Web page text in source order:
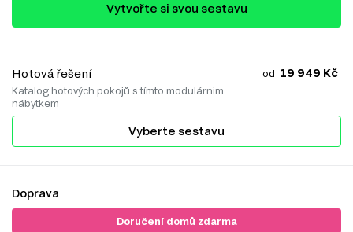
Vytvořte si svou sestavu
Hotová řešení
Katalog hotových pokojů s tímto modulárnim
nábytkem
od 19 949 Kč
Vyberte sestavu
Doprava
Doručení domů zdarma